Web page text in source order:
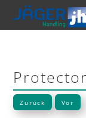
Protector
Zurück Vor